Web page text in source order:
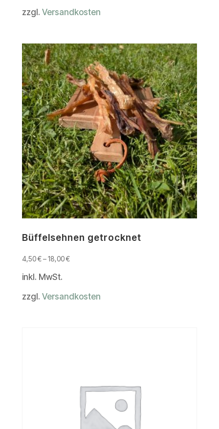
zzgl. Versandkosten
Büffelsehnen getrocknet
4,50€–18,00€
inkl. MwSt.
zzgl. Versandkosten